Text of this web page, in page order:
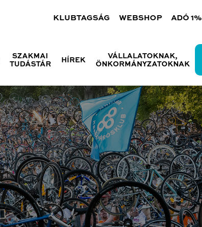
KLUBTAGSÁG WEBSHOP ADÓ 1%
SZAKMAI
TUDÁSTÁR
HÍREK
VÁLLALATOKNAK,
ÖNKORMÁNYZATOKNAK